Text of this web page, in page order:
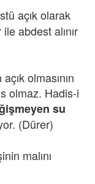
açık olarak
abdest alınır
olmasının
olmaz. Hadis-i
su
(Dürer)
malını